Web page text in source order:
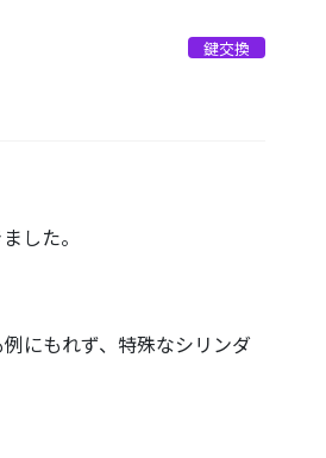
鍵交換
した。
にもれず、特殊なシリンダ